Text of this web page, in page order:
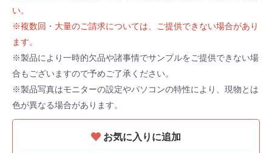
い。
※複数回・大量のご請求については、ご提供できない場合があり
ます。
※製品により一時的欠品や諸事情でサンプルをご提供できない場
合もございますので予めご了承ください。
※製品写真はモニターの設定やパソコンの特性により、現物とは
色が異なる場合があります。
お気に入りに追加